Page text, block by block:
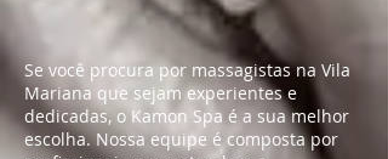
Se você procura por massagistas na Vila
Mariana que sejam experientes e
dedicadas, o Kamon Spa é a sua melhor
escolha. Nossa equipe é composta por